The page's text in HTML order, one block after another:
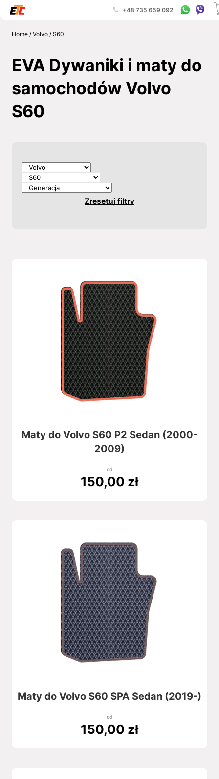
+48 735 659 092
Home/ Volvo/ S60
EVA Dywaniki i maty do
samochodów Volvo
S60
Zresetuj filtry
Maty do Volvo S60 P2 Sedan (2000-
2009)
od
150,00 zł
Maty do Volvo S60 SPA Sedan (2019-)
od
150,00 zł